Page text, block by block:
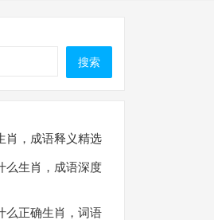
搜索
肖，成语释义精选
么生肖，成语深度
么正确生肖，词语